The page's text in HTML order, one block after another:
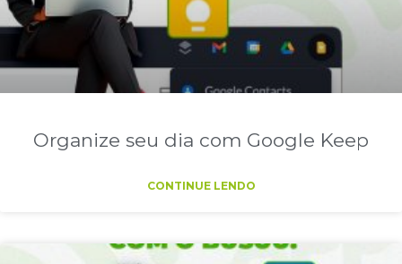
Organize seu dia com Google Keep
CONTINUE LENDO